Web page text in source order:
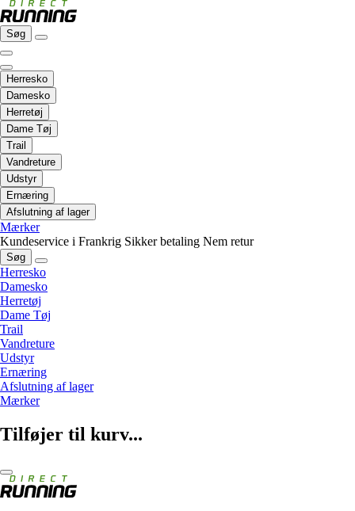
Søg
Herresko
Damesko
Herretøj
Dame Tøj
Trail
Vandreture
Udstyr
Ernæring
Afslutning af lager
Mærker
Kundeservice i Frankrig Sikker betaling Nem retur
Søg
Herresko
Damesko
Herretøj
Dame Tøj
Trail
Vandreture
Udstyr
Ernæring
Afslutning af lager
Mærker
Tilføjer til kurv...